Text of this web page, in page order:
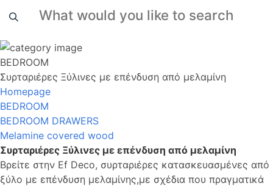
BEDROOM
Συρταριέρες Ξύλινες με επένδυση από μελαμίνη
Homepage
BEDROOM
BEDROOM DRAWERS
Melamine covered wood
Συρταριέρες Ξύλινες με επένδυση από μελαμίνη
Βρείτε στην Ef Deco, συρταριέρες κατασκευασμένες από
ξύλο με επένδυση μελαμίνης,με σχέδια που πραγματικά